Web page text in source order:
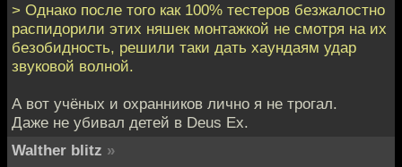
> Однако после того как 100% тестеров безжалостно
распидорили этих няшек монтажкой не смотря на их
безобидность, решили таки дать хаундаям удар
звуковой волной.
А вот учёных и охранников лично я не трогал.
Даже не убивал детей в Deus Ex.
Walther blitz »